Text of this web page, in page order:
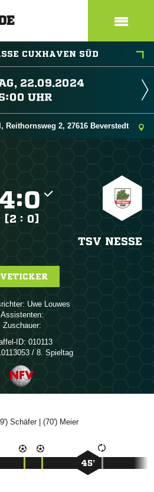
CUXHAVEN SÜD


Reithornsweg 2, 27616 Beverstedt
:
[2 : 0]
TSV NESSE
 
Assistenten:
Zuschauer:
ID: 010113
/ 8. Spieltag
| (70') 
45’